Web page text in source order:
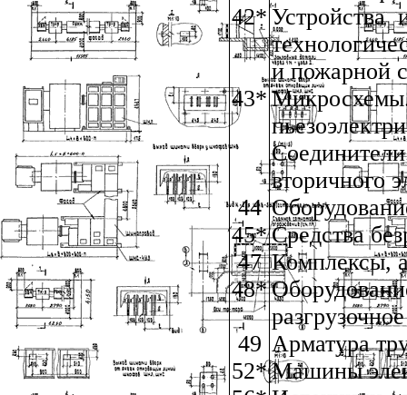
42* Устройства
и пожарной
43*
вторичного
44
45*Средства
47 Комплексы,
48*
разгрузочное
49 Арматура
52*Машины